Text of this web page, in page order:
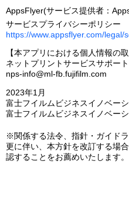
AppsFlyer(サービス提供者：
サービスプライバシーポリシー
https://www.appsflyer.com/legal/
【本アプリにおける個人情報の
ネットプリントサービスサポー
nps-info@ml-fb.fujifilm.com
2023年1月
富士フイルムビジネスイノベー
富士フイルムビジネスイノベー
※関係する法令、指針・ガイド
更に伴い、本方針を改訂する場
認することをお薦めいたします。